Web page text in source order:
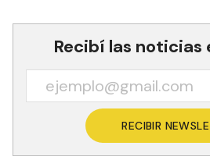
Recibí las noticias
RECIBIR